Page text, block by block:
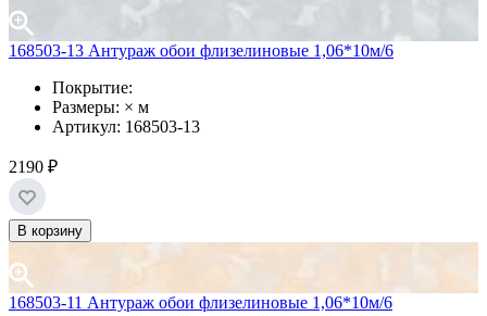
168503-13 Антураж обои флизелиновые 1,06*10м/6
Покрытие:
Размеры: × м
Артикул: 168503-13
2190 ₽
В корзину
168503-11 Антураж обои флизелиновые 1,06*10м/6